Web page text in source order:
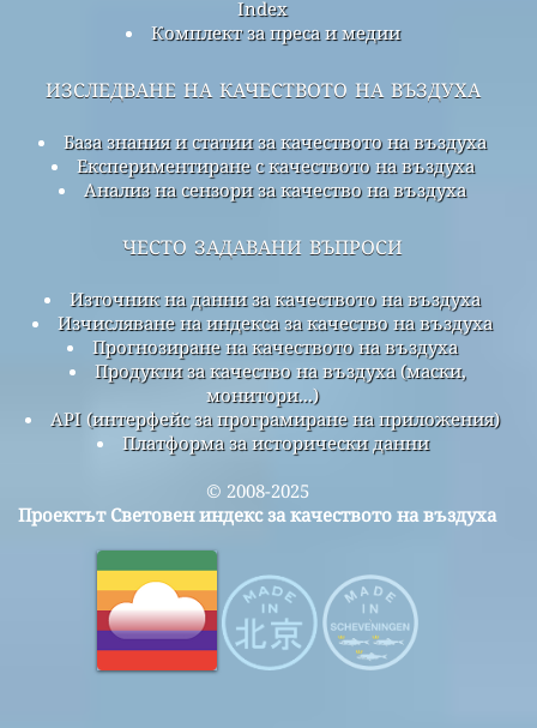
Index
Комплект за преса и медии
изследване на качеството на въздуха
База знания и статии за качеството на въздуха
Експериментиране с качеството на въздуха
Анализ на сензори за качество на въздуха
често задавани въпроси
Източник на данни за качеството на въздуха
Изчисляване на индекса за качество на въздуха
Прогнозиране на качеството на въздуха
Продукти за качество на въздуха (маски,
монитори...)
API (интерфейс за програмиране на приложения)
Платформа за исторически данни
© 2008-2025
Проектът Световен индекс за качеството на въздуха